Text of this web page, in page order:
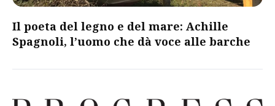
Il poeta del legno e del mare: Achille
Spagnoli, l’uomo che dà voce alle barche